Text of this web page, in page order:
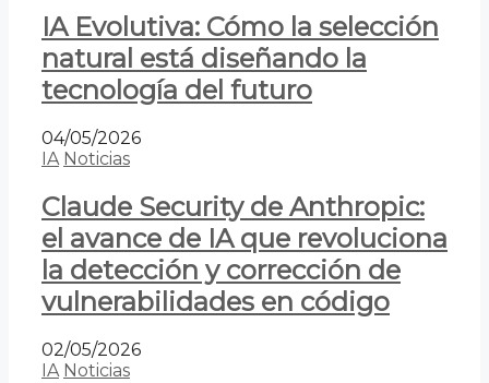
IA Evolutiva: Cómo la selección
natural está diseñando la
tecnología del futuro
04/05/2026
IA Noticias
Claude Security de Anthropic:
el avance de IA que revoluciona
la detección y corrección de
vulnerabilidades en código
02/05/2026
IA Noticias